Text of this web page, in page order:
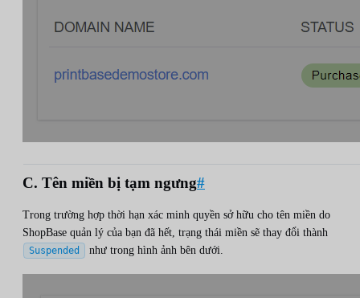
C. Tên miền bị tạm ngưng#
Trong trường hợp thời hạn xác minh quyền sở hữu cho tên miền do
ShopBase quản lý của bạn đã hết, trạng thái miền sẽ thay đổi thành
Suspended như trong hình ảnh bên dưới.